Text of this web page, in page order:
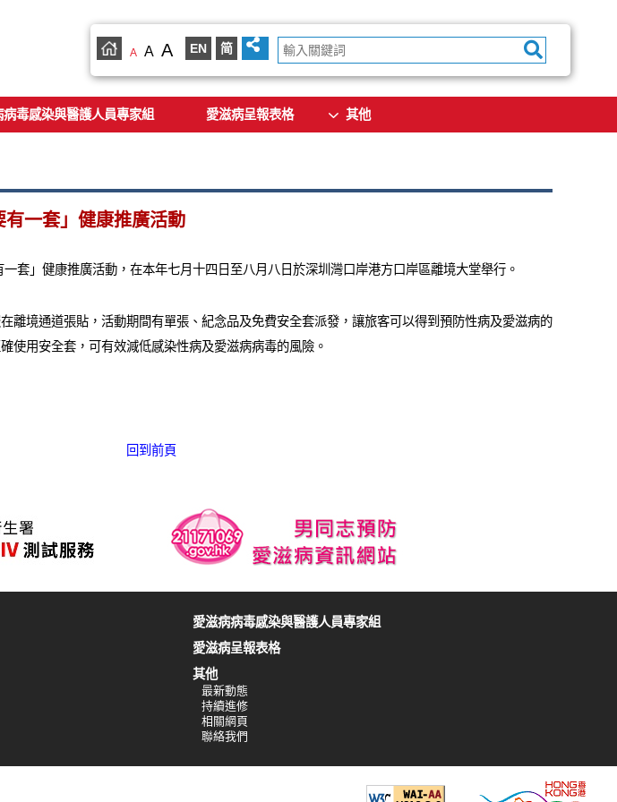
A A A EN 简
病毒感染與醫護人員專家組 愛滋病呈報表格 其他
一套」健康推廣活動
套」健康推廣活動，在本年七月十四日至八月八日於深圳灣口岸港方口岸區離境大堂舉行。
離境通道張貼，活動期間有單張、紀念品及免費安全套派發，讓旅客可以得到預防性病及愛滋病的
使用安全套，可有效減低感染性病及愛滋病病毒的風險。
回到前頁
愛滋病病毒感染與醫護人員專家組
愛滋病呈報表格
其他
最新動態
持續進修
相關網頁
聯絡我們